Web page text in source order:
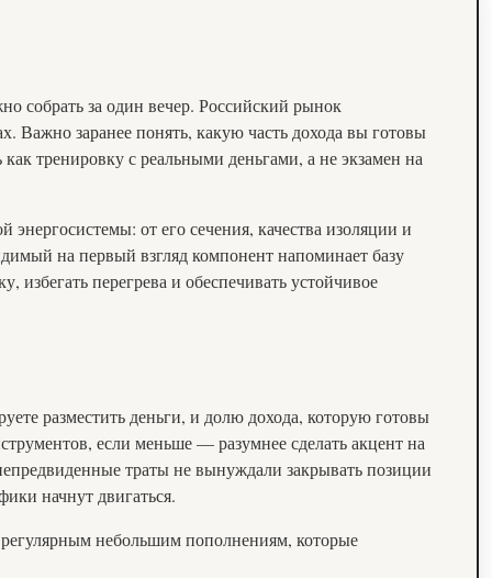
собрать за один вечер. Российский рынок
Важно заранее понять, какую часть дохода вы готовы
тренировку с реальными деньгами, а не экзамен на
от его сечения, качества изоляции и
на первый взгляд компонент напоминает базу
избегать перегрева и обеспечивать устойчивое
разместить деньги, и долю дохода, которую готовы
если меньше — разумнее сделать акцент на
траты не вынуждали закрывать позиции
начнут двигаться.
регулярным небольшим пополнениям, которые